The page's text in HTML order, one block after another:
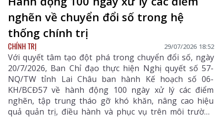
nghẽn về chuyển đổi số trong hệ
thống chính trị
CHÍNH TRỊ 29/07/2026 18:52
Với quyết tâm tạo đột phá trong chuyển đổi số, ngày
20/7/2026, Ban Chỉ đạo thực hiện Nghị quyết số 57-
NQ/TW tỉnh Lai Châu ban hành Kế hoạch số 06-
KH/BCĐ57 về hành động 100 ngày xử lý các điểm
nghẽn, tập trung tháo gỡ khó khăn, nâng cao hiệu
quả quản trị, điều hành và phục vụ trên môi trường